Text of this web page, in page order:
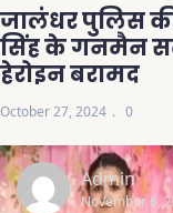
जालंधर पुलिस
सिंह के गनमैन
हेरोइन बरामद
October 27, 2024 0
Admin
November 6,